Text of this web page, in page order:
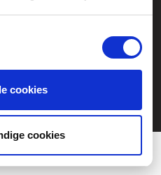
cookies
cookies
Datasäkerhet/cookies